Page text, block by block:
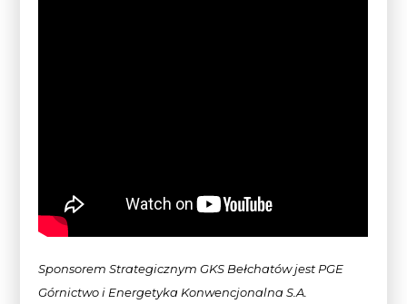
Sponsorem Strategicznym GKS Bełchatów jest PGE
Górnictwo i Energetyka Konwencjonalna S.A.